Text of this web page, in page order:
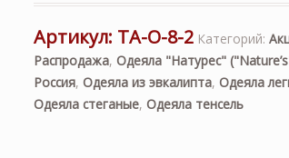
Артикул: ТА-О-8-2 Категорий:
Распродажа, Одеяла "Натурес"
Россия, Одеяла из эвкалипта, Одеяла
Одеяла стеганые, Одеяла тенсель